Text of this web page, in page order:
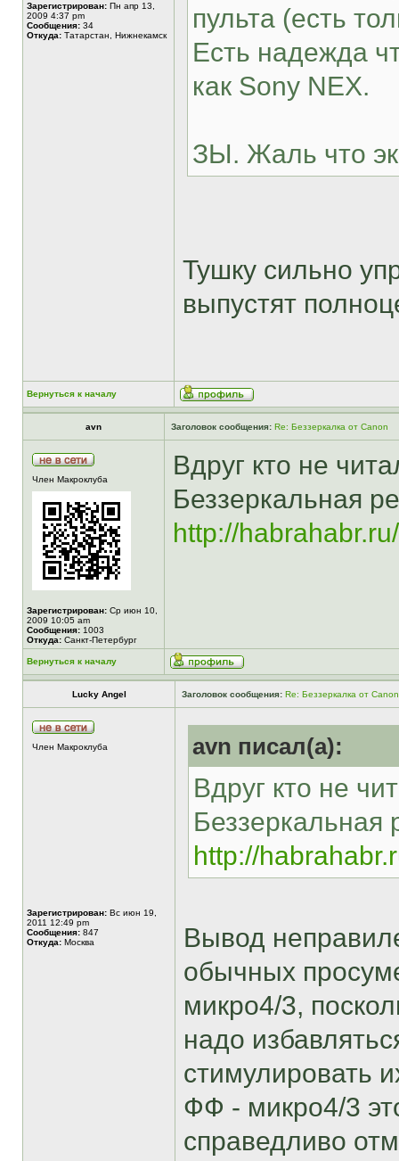
Зарегистрирован: Пн апр 13,
2009 4:37 pm
Сообщения: 34
Откуда: Татарстан, Нижнекамск
пульта (есть
Есть надежда
как Sony NEX.
ЗЫ. Жаль что
Тушку сильно
выпустят
Вернуться к началу
avn Заголовок сообщения: Re: Беззеркалка от Canon
Член Макроклуба
Зарегистрирован: Ср июн 10,
2009 10:05 am
Сообщения: 1003
Откуда: Санкт-Петербург
Вдруг кто не
Беззеркальная
http://
Вернуться к началу
Lucky Angel Заголовок сообщения: Re: Беззеркалка от Canon
Член Макроклуба
Зарегистрирован: Вс июн 19,
2011 12:49 pm
Сообщения: 847
Откуда: Москва
avn писал(а):
Вдруг кто не
Беззеркальная
http://
Вывод
обычных
микро4/3,
надо
стимулировать
ФФ - микро4/3
справедливо